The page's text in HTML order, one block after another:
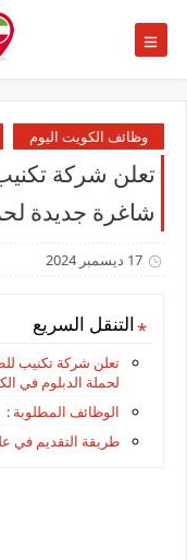
وظائف الكويت اليوم
تعلن شركة
شاغرة جديدة
17 ديسمبر 2024
التنقل السريع
تعلن شركة تكنيب
لحملة الدبلوم في
الوظائف المطلوبة :
طريقة التقديم في